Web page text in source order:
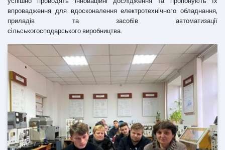
впровадження для вдосконалення електротехнічного обладнання,
приладів та засобів автоматизації
сільськогосподарського виробництва.